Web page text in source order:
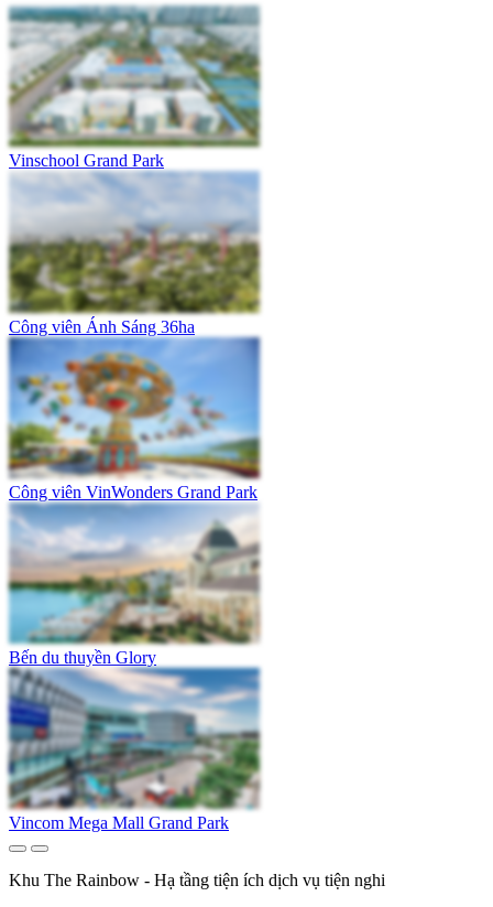
Vinschool Grand Park
Công viên Ánh Sáng 36ha
Công viên VinWonders Grand Park
Bến du thuyền Glory
Vincom Mega Mall Grand Park
Khu The Rainbow - Hạ tầng tiện ích dịch vụ tiện nghi